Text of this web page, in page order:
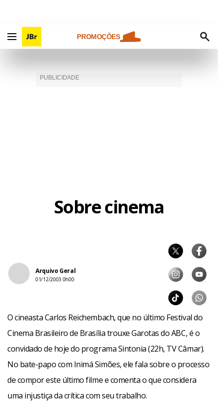
PROMOÇÕES
Sobre cinema
Arquivo Geral
01/12/2003 0h00
O cineasta Carlos Reichembach, que no último Festival do
Cinema Brasileiro de Brasília trouxe Garotas do ABC, é o
convidado de hoje do programa Sintonia (22h, TV Câmar).
No bate-papo com Inimá Simões, ele fala sobre o processo
de compor este último filme e comenta o que considera
uma injustiça da crítica com seu trabalho.